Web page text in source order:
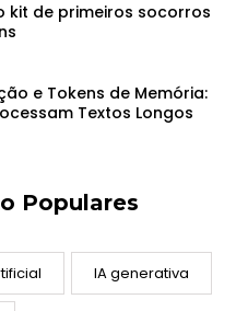
kit de primeiros socorros
e Tokens de Memória:
Textos Longos
Populares
IA generativa